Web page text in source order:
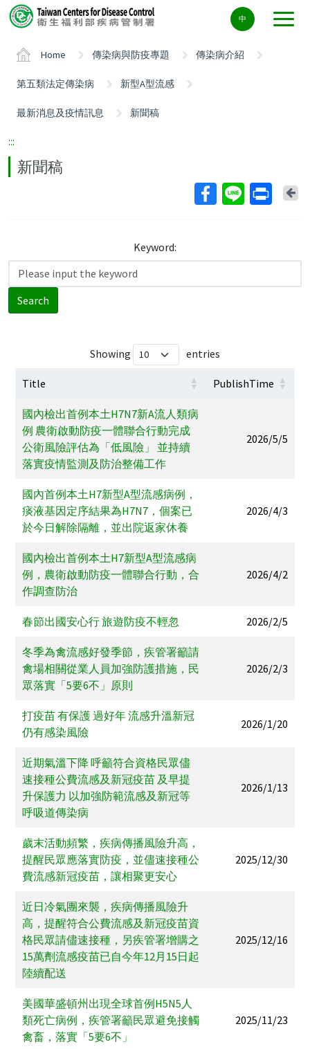
Center
block
中
Home 傳染病與防疫專題 傳染病介紹
第五類法定傳染病 新型A型流感
最新消息及疫情訊息 新聞稿
:::
新聞稿
Keyword:
Search
Showing entries
Title PublishTime
國內檢出首例本土H7N7新A流人類病
例 農衛啟動防疫一體聯合行動完成
公衛風險評估為「低風險」 並持續
落實疫情監測及防治整備工作
2026/5/5
國內首例本土H7新型A型流感病例，
痰液基因定序結果為H7N7，個案已
於今日解除隔離，並出院返家休養
2026/4/3
國內檢出首例本土H7新型A型流感病
例，農衛啟動防疫一體聯合行動，合
作調查防治
2026/4/2
春節出國安心行 旅遊防疫不輕忽 2026/2/5
冬季為禽流感好發季節，疾管署籲請
禽場相關從業人員加強防護措施，民
眾落實「5要6不」原則
2026/2/3
打疫苗 有保護 過好年 流感升溫新冠
仍有感染風險
2026/1/20
近期氣溫下降 呼籲符合資格民眾儘
速接種公費流感及新冠疫苗 及早提
升保護力 以加強防範流感及新冠等
呼吸道傳染病
2026/1/13
歲末活動頻繁，疾病傳播風險升高，
提醒民眾應落實防疫，並儘速接種公
費流感新冠疫苗，讓相聚更安心
2025/12/30
近日冷氣團來襲，疾病傳播風險升
高，提醒符合公費流感及新冠疫苗資
格民眾請儘速接種，另疾管署增購之
15萬劑流感疫苗已自今年12月15日起
陸續配送
2025/12/16
美國華盛頓州出現全球首例H5N5人
類死亡病例，疾管署籲民眾避免接觸
禽畜，落實「5要6不」
2025/11/23